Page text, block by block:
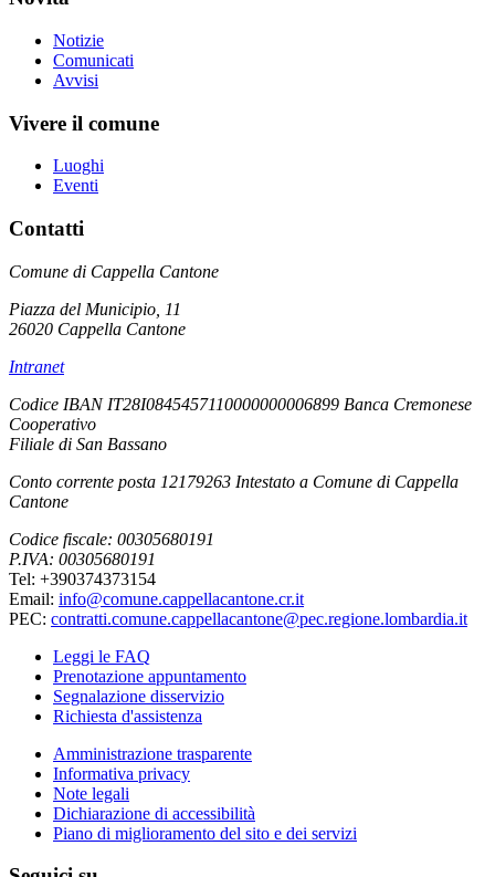
Notizie
Comunicati
Avvisi
Vivere il comune
Luoghi
Eventi
Contatti
Comune di Cappella Cantone
Piazza del Municipio, 11
26020 Cappella Cantone
Intranet
Codice IBAN IT28I0845457110000000006899 Banca Cremonese
Cooperativo
Filiale di San Bassano
Conto corrente posta 12179263 Intestato a Comune di Cappella
Cantone
Codice fiscale: 00305680191
P.IVA: 00305680191
Tel: +390374373154
Email: info@comune.cappellacantone.cr.it
PEC: contratti.comune.cappellacantone@pec.regione.lombardia.it
Leggi le FAQ
Prenotazione appuntamento
Segnalazione disservizio
Richiesta d'assistenza
Amministrazione trasparente
Informativa privacy
Note legali
Dichiarazione di accessibilità
Piano di miglioramento del sito e dei servizi